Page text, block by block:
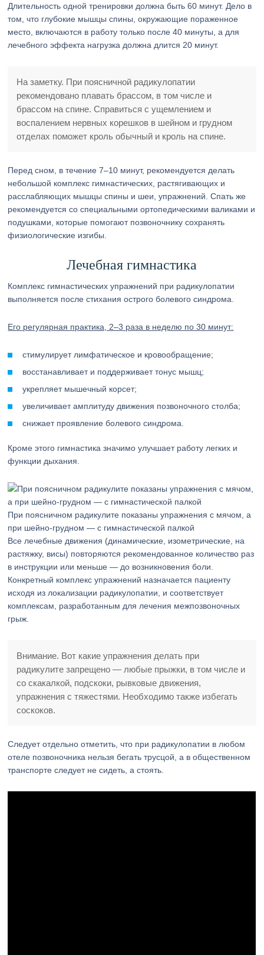
Длительность одной тренировки должна быть 60 минут. Дело в
том, что глубокие мышцы спины, окружающие пораженное
место, включаются в работу только после 40 минуты, а для
лечебного эффекта нагрузка должна длится 20 минут.
На заметку. При поясничной радикулопатии
рекомендовано плавать брассом, в том числе и
брассом на спине. Справиться с ущемлением и
воспалением нервных корешков в шейном и грудном
отделах поможет кроль обычный и кроль на спине.
Перед сном, в течение 7–10 минут, рекомендуется делать
небольшой комплекс гимнастических, растягивающих и
расслабляющих мышцы спины и шеи, упражнений. Спать же
рекомендуется со специальными ортопедическими валиками и
подушками, которые помогают позвоночнику сохранять
физиологические изгибы.
Лечебная гимнастика
Комплекс гимнастических упражнений при радикулопатии
выполняется после стихания острого болевого синдрома.
Его регулярная практика, 2–3 раза в неделю по 30 минут:
стимулирует лимфатическое и кровообращение;
восстанавливает и поддерживает тонус мышц;
укрепляет мышечный корсет;
увеличивает амплитуду движения позвоночного столба;
снижает проявление болевого синдрома.
Кроме этого гимнастика значимо улучшает работу легких и
функции дыхания.
При поясничном радикулите показаны упражнения с мячом, а
при шейно-грудном — с гимнастической палкой
Все лечебные движения (динамические, изометрические, на
растяжку, висы) повторяются рекомендованное количество раз
в инструкции или меньше — до возникновения боли.
Конкретный комплекс упражнений назначается пациенту
исходя из локализации радикулопатии, и соответствует
комплексам, разработанным для лечения межпозвоночных
грыж.
Внимание. Вот какие упражнения делать при
радикулите запрещено — любые прыжки, в том числе и
со скакалкой, подскоки, рывковые движения,
упражнения с тяжестями. Необходимо также избегать
соскоков.
Следует отдельно отметить, что при радикулопатии в любом
отеле позвоночника нельзя бегать трусцой, а в общественном
транспорте следует не сидеть, а стоять.